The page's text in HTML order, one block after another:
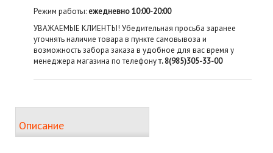
Режим работы: ежедневно 10:00-20:00
УВАЖАЕМЫЕ КЛИЕНТЫ! Убедительная просьба заранее
уточнять наличие товара в пункте самовывоза и
возможность забора заказа в удобное для вас время у
менеджера магазина по телефонут. 8(985)305-33-00
Описание